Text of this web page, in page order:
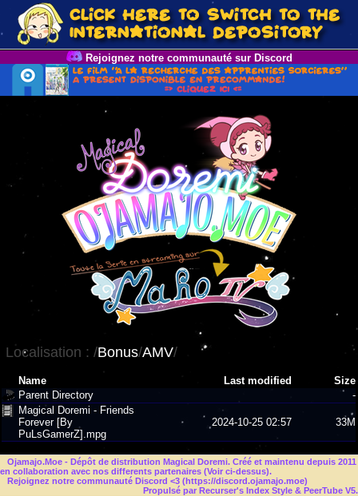
Rejoignez notre communauté sur Discord
Localisation :/Bonus/AMV/
Name Last modified
Size
Parent Directory
-
Magical Doremi - Friends
Forever [By
PuLsGamerZ].mpg
2024-10-25 02:57 33M
Ojamajo.Moe - Dépôt de distribution Magical Doremi. Créé et maintenu depuis 2011
en collaboration avec nos differents partenaires (Voir ci-dessus).
Rejoignez notre communauté Discord <3 (https://discord.ojamajo.moe)
Propulsé par Recurser's Index Style & PeerTube V5.